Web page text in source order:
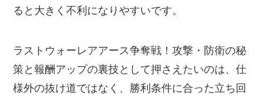
ると大きく不利になりやすいです。
ラストウォーレアアース争奪戦！攻撃・防衛の秘
策と報酬アップの裏技として押さえたいのは、仕
様外の抜け道ではなく、勝利条件に合った立ち回